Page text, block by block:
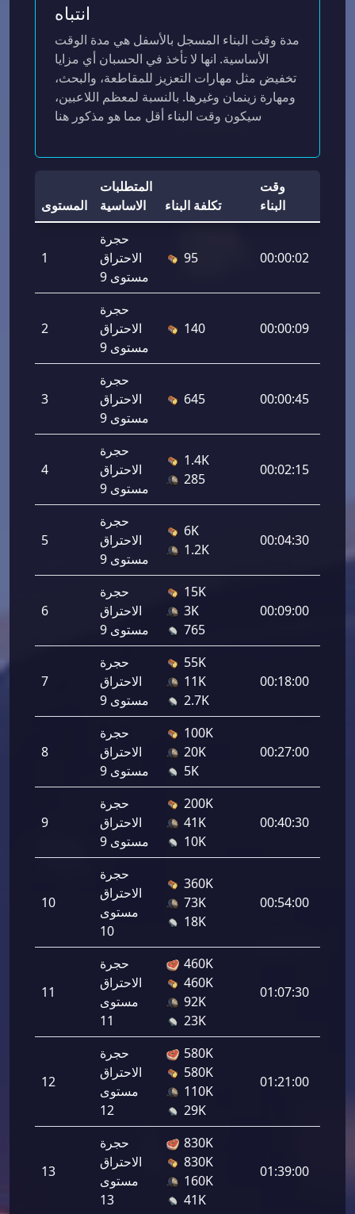
انتباه
مدة وقت البناء المسجل بالأسفل هي مدة الوقت
الأساسية. انها لا تأخذ في الحسبان أي مزايا
تخفيض مثل مهارات التعزيز للمقاطعة، والبحث،
ومهارة زينمان وغيرها. بالنسبة لمعظم اللاعبين،
سيكون وقت البناء أقل مما هو مذكور هنا
المستوى
المتطلبات
الاساسية
تكلفة البناء
وقت
البناء
1
حجرة
الاحتراق
مستوى 9
95 00:00:02
2
حجرة
الاحتراق
مستوى 9
140 00:00:09
3
حجرة
الاحتراق
مستوى 9
645 00:00:45
4
حجرة
الاحتراق
مستوى 9
1.4K
285
00:02:15
5
حجرة
الاحتراق
مستوى 9
6K
1.2K
00:04:30
6
حجرة
الاحتراق
مستوى 9
15K
3K
765
00:09:00
7
حجرة
الاحتراق
مستوى 9
55K
11K
2.7K
00:18:00
8
حجرة
الاحتراق
مستوى 9
100K
20K
5K
00:27:00
9
حجرة
الاحتراق
مستوى 9
200K
41K
10K
00:40:30
10
حجرة
الاحتراق
مستوى
10
360K
73K
18K
00:54:00
11
حجرة
الاحتراق
مستوى
11
460K
460K
92K
23K
01:07:30
12
حجرة
الاحتراق
مستوى
12
580K
580K
110K
29K
01:21:00
13
حجرة
الاحتراق
مستوى
13
830K
830K
160K
41K
01:39:00